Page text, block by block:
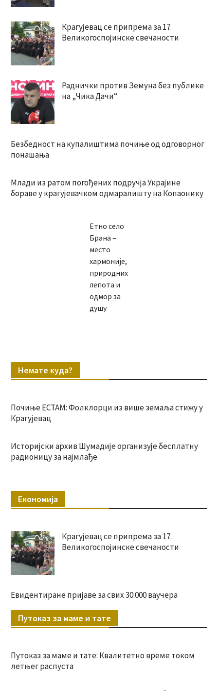
Крагујевац се припрема за 17.
Великогоспојинске свечаности
Раднички против Земуна без публике
на „Чика Дачи“
Безбедност на купалиштима почиње од одговорног
понашања
Млади из ратом погођених подручја Украјине
бораве у крагујевачком одмаралишту на Копаонику
Етно село
Брана –
место
хармоније,
природних
лепота и
одмор за
душу
Немате куда?
Почиње ЕСТАМ: Фолклорци из више земаља стижу у
Крагујевац
Историјски архив Шумадије организује бесплатну
радионицу за најмлађе
Економија
Крагујевац се припрема за 17.
Великогоспојинске свечаности
Евидентиране пријаве за свих 30.000 ваучера
Путоказ за маме и тате
Путоказ за маме и тате: Квалитетно време током
летњег распуста